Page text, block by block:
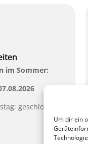
Um dir ein
im Sommer:
geschlossen